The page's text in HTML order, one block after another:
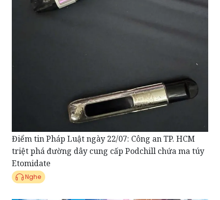
Điểm tin Pháp Luật ngày 22/07: Công an TP. HCM
triệt phá đường dây cung cấp Podchill chứa ma túy
Etomidate
Nghe